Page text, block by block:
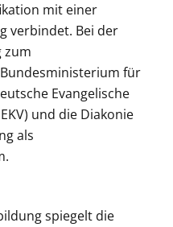
mit einer
verbindet. Bei der
zum
für
Evangelische
und die Diakonie
als
spiegelt die